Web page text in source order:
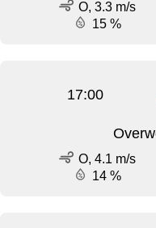
O, 3.3 m/s
15 %
17:00
O, 4.1 m/s
14 %